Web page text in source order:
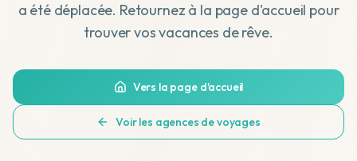
a été déplacée. Retournez à la page d'accueil pour
trouver vos vacances de rêve.
Vers la page d'accueil
Voir les agences de voyages